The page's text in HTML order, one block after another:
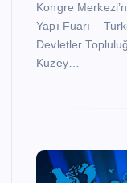
Kongre
Yapı Fuarı –
Devletler
Kuzey…